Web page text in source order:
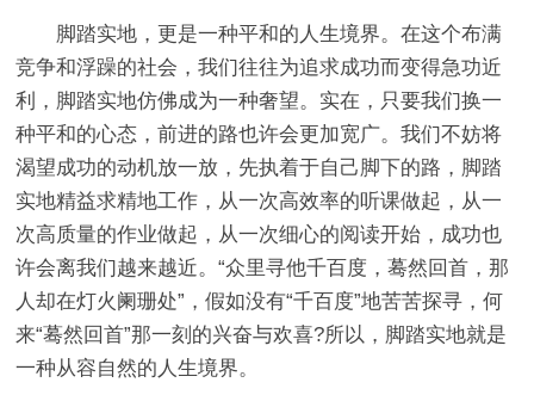
脚踏实地，更是一种平和的人生境界。在这个布满
竞争和浮躁的社会，我们往往为追求成功而变得急功近
利，脚踏实地仿佛成为一种奢望。实在，只要我们换一
种平和的心态，前进的路也许会更加宽广。我们不妨将
渴望成功的动机放一放，先执着于自己脚下的路，脚踏
实地精益求精地工作，从一次高效率的听课做起，从一
次高质量的作业做起，从一次细心的阅读开始，成功也
许会离我们越来越近。“众里寻他千百度，蓦然回首，那
人却在灯火阑珊处”，假如没有“千百度”地苦苦探寻，何
来“蓦然回首”那一刻的兴奋与欢喜?所以，脚踏实地就是
一种从容自然的人生境界。